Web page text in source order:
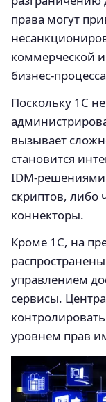
права могут
коммерческой
бизнес-
Поскольку 1С
вызывает
становится
IDM-
скриптов, либо
коннекторы.
Кроме 1С, на
управлением
сервисы.
уровнем прав